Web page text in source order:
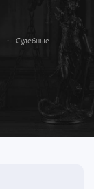
Судебные